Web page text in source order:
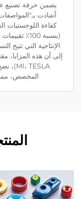
يضمن حرفة تصنيع
أشادت بـ"المواصفات
كفاءة اللوجستيات
(بنسبة
المخصص، مما